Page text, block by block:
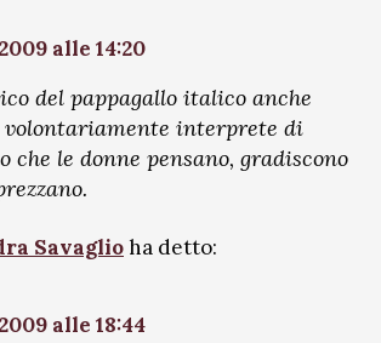
alle 14:20
del pappagallo italico anche
interprete di
che le donne pensano, gradiscono
Savaglioha detto:
alle 18:44